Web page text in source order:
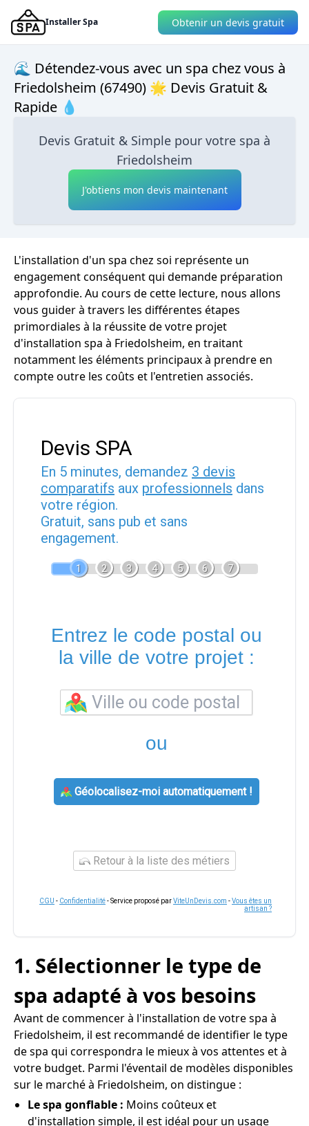
Installer Spa Obtenir un devis gratuit
🌊 Détendez-vous avec un spa chez vous à
Friedolsheim (67490) 🌟 Devis Gratuit &
Rapide 💧
Devis Gratuit & Simple pour votre spa à
Friedolsheim
J'obtiens mon devis maintenant
L'installation d'un spa chez soi représente un
engagement conséquent qui demande préparation
approfondie. Au cours de cette lecture, nous allons
vous guider à travers les différentes étapes
primordiales à la réussite de votre projet
d'installation spa à Friedolsheim, en traitant
notamment les éléments principaux à prendre en
compte outre les coûts et l'entretien associés.
Devis SPA
En 5 minutes, demandez 3 devis
comparatifs aux professionnels dans
votre région.
Gratuit, sans pub et sans
engagement.
1 2 3 4 5 6 7
Entrez le code postal ou
la ville de votre projet :
ou
Géolocalisez-moi automatiquement !
Retour à la liste des métiers
CGU - Confidentialité- Service proposé parViteUnDevis.com -Vous êtes un
artisan ?
1. Sélectionner le type de
spa adapté à vos besoins
Avant de commencer à l'installation de votre spa à
Friedolsheim, il est recommandé de identifier le type
de spa qui correspondra le mieux à vos attentes et à
votre budget. Parmi l'éventail de modèles disponibles
sur le marché à Friedolsheim, on distingue :
Le spa gonflable : Moins coûteux et
d'installation simple, il est idéal pour un usage